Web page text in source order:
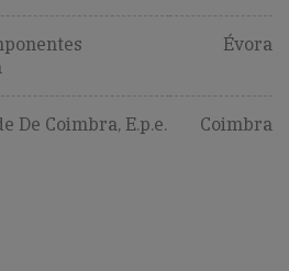
Évora
De Coimbra, E.p.e. Coimbra